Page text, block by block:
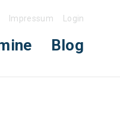
Impressum Login
Blog